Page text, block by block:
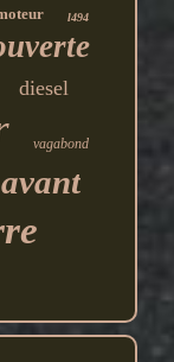
l494
diesel
vagabond
avant